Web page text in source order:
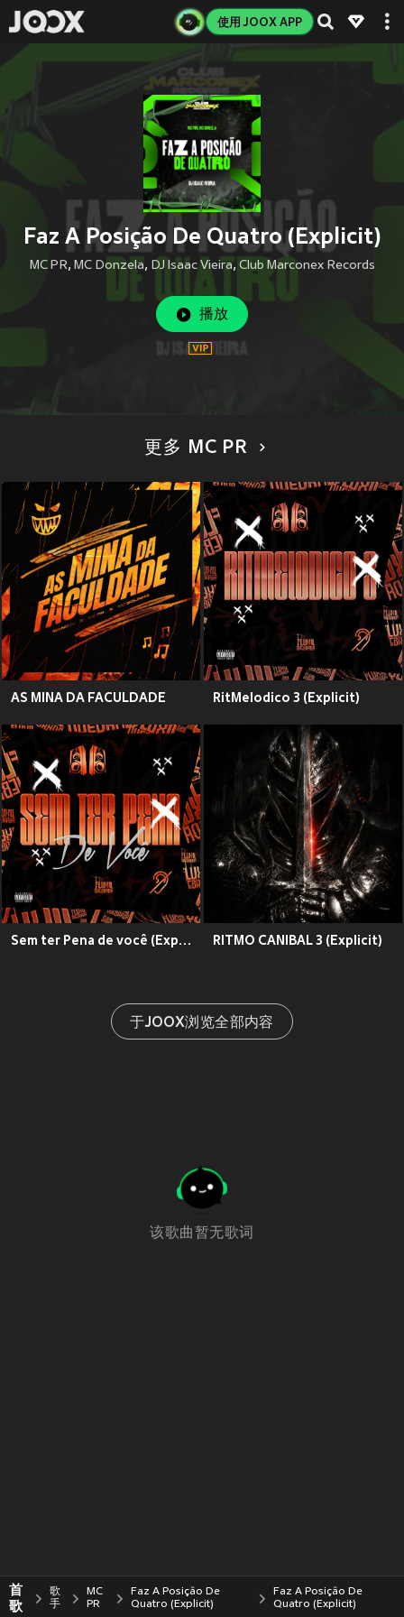
使用 JOOX APP
Faz A Posição De Quatro (Explicit)
MC PR, MC Donzela, DJ Isaac Vieira, Club Marconex Records
播放
更多 MC PR
AS MINA DA FACULDADE RitMelodico 3 (Explicit)
Sem ter Pena de você (Explicit) RITMO CANIBAL 3 (Explicit)
于JOOX浏览全部内容
该歌曲暂无歌词
首
歌
歌
手
MC
PR
Faz A Posição De
Quatro (Explicit)
Faz A Posição De
Quatro (Explicit)